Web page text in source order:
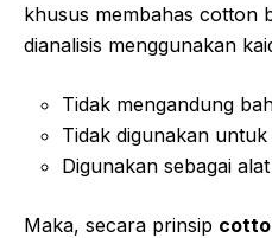
khusus membahas cotton
dianalisis menggunakan
Tidak mengandung
Tidak digunakan
Digunakan sebagai
Maka, secara prinsip